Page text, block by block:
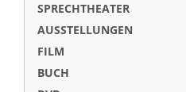
SPRECHTHEATER
AUSSTELLUNGEN
FILM
BUCH